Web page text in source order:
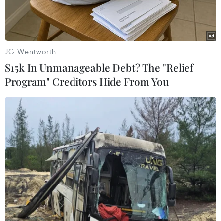
Niềm vui của các cầu thủ Hà Nội FC sau trận đấu. (Ảnh:
Nguyên An/Vietnam+)
Huấn luyện viên trưởng Hà Nội FC, Chu Đình
Nghiêm chưa hài lòng vì các cầu thủ bỏ lỡ nhiều
cơ hội ăn bàn dù đã hạ Ceres Negros, giành vé
JG Wentworth
$15k In Unmanageable Debt? The "Relief
Program" Creditors Hide From You